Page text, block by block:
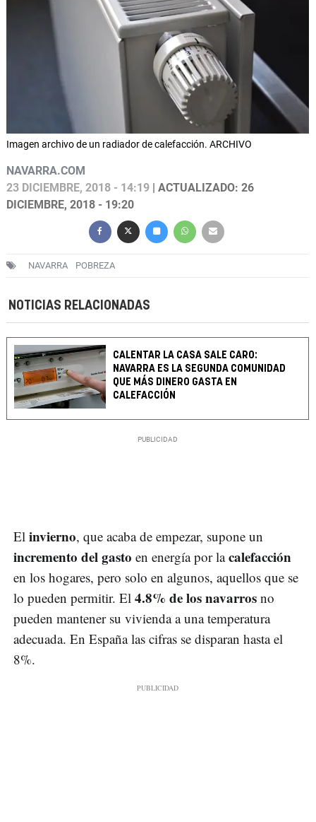
Imagen archivo de un radiador de calefacción. ARCHIVO
NAVARRA.COM
23 DICIEMBRE, 2018 - 14:19 | ACTUALIZADO: 26
DICIEMBRE, 2018 - 19:20
NAVARRA POBREZA
NOTICIAS RELACIONADAS
CALENTAR LA CASA SALE CARO:
NAVARRA ES LA SEGUNDA COMUNIDAD
QUE MÁS DINERO GASTA EN
CALEFACCIÓN
El invierno, que acaba de empezar, supone un
incremento del gasto en energía por lacalefacción
en los hogares, pero solo en algunos, aquellos que se
lo pueden permitir. El 4.8% de los navarros no
pueden mantener su vivienda a una temperatura
adecuada. En España las cifras se disparan hasta el
8%.